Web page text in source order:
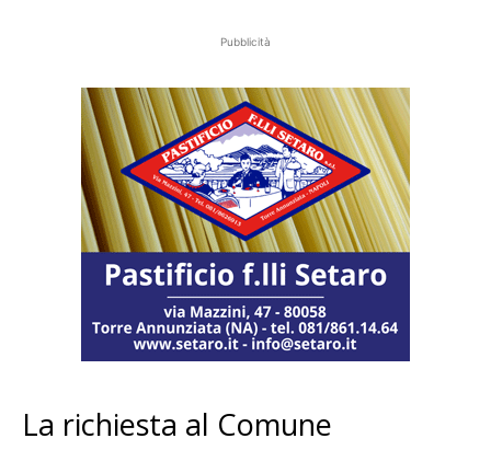
Pubblicità
La richiesta al Comune